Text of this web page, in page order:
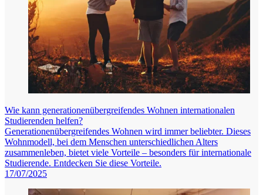
Wie kann generationenübergreifendes Wohnen internationalen
Studierenden helfen?
Generationenübergreifendes Wohnen wird immer beliebter. Dieses
Wohnmodell, bei dem Menschen unterschiedlichen Alters
zusammenleben, bietet viele Vorteile – besonders für internationale
Studierende. Entdecken Sie diese Vorteile.
17/07/2025